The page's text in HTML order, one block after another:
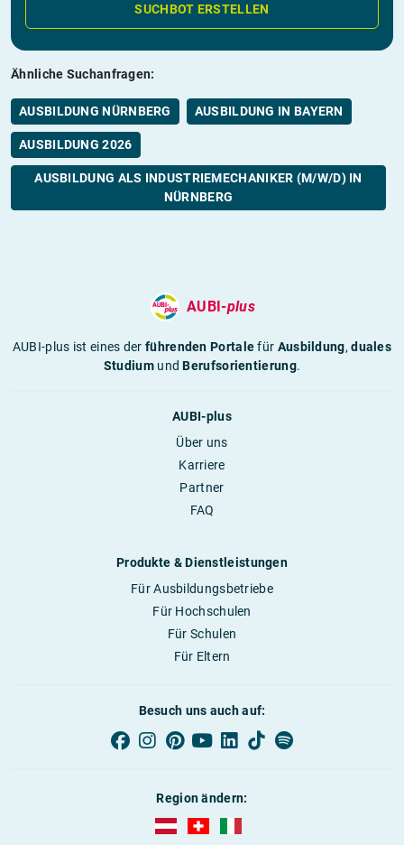
SUCHBOT ERSTELLEN
Ähnliche Suchanfragen:
AUSBILDUNG NÜRNBERG AUSBILDUNG IN BAYERN
AUSBILDUNG 2026
AUSBILDUNG ALS INDUSTRIEMECHANIKER (M/W/D) IN
NÜRNBERG
AUBI-plus
AUBI-plus ist eines derführenden Portalefür Ausbildung,duales
StudiumundBerufsorientierung.
AUBI-plus
Über uns
Karriere
Partner
FAQ
Produkte & Dienstleistungen
Für Ausbildungsbetriebe
Für Hochschulen
Für Schulen
Für Eltern
Besuch uns auch auf:
Region ändern:
AUBI-plus Österreich (deutsch)